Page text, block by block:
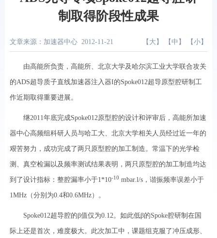
制取得阶段性成果
文章来源：加速器中心 2012-11-21 【 大 】 【 中 】 【 小 】
由高能所负责，高能所、北京大学及哈尔滨工业大学联合攻关
的ADS超导质子直线加速器注入器I的Spoke012超导原型腔研制工
作近期取得重要进展。
继2011年底完成Spoke012原型腔的设计和评审后，高能所加速
器中心高频组科研人员与哈工大、北京大学相关人员经过近一年的
艰苦努力，成功完成了两只原型腔的加工制造。常温下的光学检
测、真空检漏以及频率测试结果表明，两只原型腔的加工制造均达
到了设计指标：整腔漏率小于1*10-10 mbar.l/s，谐振频率误差小于
1MHz（分别为0.4和0.6MHz）。
Spoke012超导腔的β值仅为0.12。如此低β的Spoke腔研制在国
际上还是首次，难度极大。此次加工中，课题组克服了冲压成形、